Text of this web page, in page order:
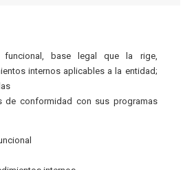
funcional, base legal que la rige,
internos aplicables a la entidad;
de conformidad con sus programas